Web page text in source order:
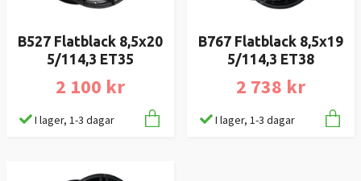
B527 Flatblack 8,5x20
5/114,3 ET35
2 100 kr
I lager, 1-3 dagar
B767 Flatblack 8,5x19
5/114,3 ET38
2 738 kr
I lager, 1-3 dagar